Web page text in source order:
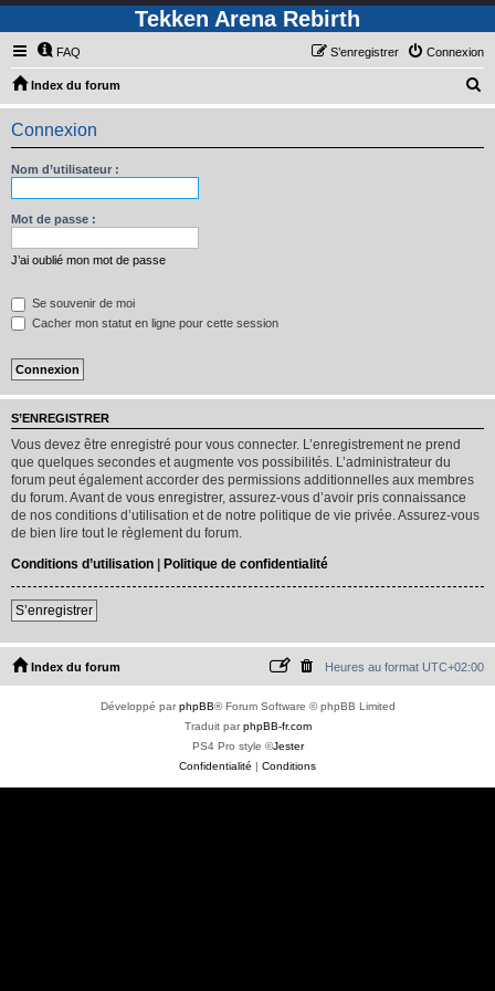
Tekken Arena Rebirth
FAQ Connexion
S’enregistrer
Index du forum
e
Connexion
Nom d’utilisateur :
Mot de passe :
J’ai oublié mon mot de passe
Se souvenir de moi
Cacher mon statut en ligne pour cette session
S’ENREGISTRER
Vous devez être enregistré pour vous connecter. L’enregistrement ne prend
que quelques secondes et augmente vos possibilités. L’administrateur du
forum peut également accorder des permissions additionnelles aux membres
du forum. Avant de vous enregistrer, assurez-vous d’avoir pris connaissance
de nos conditions d’utilisation et de notre politique de vie privée. Assurez-vous
de bien lire tout le règlement du forum.
Conditions d’utilisation | Politique de confidentialité
S’enregistrer
Index du forum Heures au format UTC+02:00
Développé parphpBB® Forum Software © phpBB Limited
Traduit parphpBB-fr.com
PS4 Pro style ©Jester
Confidentialité | Conditions